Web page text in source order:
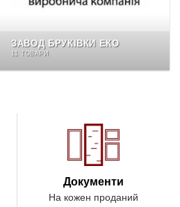
ЗАВОД БРУКІВКИ ЕКО
11 ТОВАРИ
Документи
На кожен проданий